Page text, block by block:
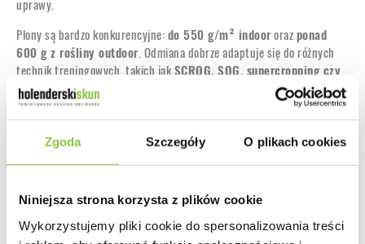
Zgoda Szczegóły O plikach cookies
Niniejsza strona korzysta z plików cookie
Wykorzystujemy pliki cookie do spersonalizowania treści
uprawy.
Plony są bardzo konkurencyjne:do 550 g/m² indoororazponad
600 g z rośliny outdoor. Odmiana dobrze adaptuje się do różnych
technik treningowych, takich jakSCROG, SOG, supercropping czy
lollipopping, co czyni ją atrakcyjną zarówno dla
średniozaawansowanych, jak i doświadczonych hodowców.
Topy sąmasywne, zbite i stożkowe, z dużymi, napęczniałymi
kielichami, intensywnie fioletowymi refleksami i grubą warstwą
lśniących trichomów, kontrastujących z ognistopomarańczowymi
Efekt, smak i aromat Grapevine Candy